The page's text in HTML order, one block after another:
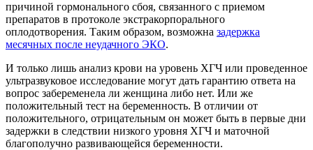
причиной гормонального сбоя, связанного с приемом
препаратов в протоколе экстракорпорального
оплодотворения. Таким образом, возможна задержка
месячных после неудачного ЭКО.
И только лишь анализ крови на уровень ХГЧ или проведенное
ультразвуковое исследование могут дать гарантию ответа на
вопрос забеременела ли женщина либо нет. Или же
положительный тест на беременность. В отличии от
положительного, отрицательным он может быть в первые дни
задержки в следствии низкого уровня ХГЧ и маточной
благополучно развивающейся беременности.